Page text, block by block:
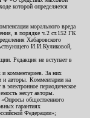
которой определяется
морального вреда
в порядке ч.2 ст.152 ГК
Хабаровского
И.И.Куликовой,
Редакция не вступает в
и комментариев. За них
и авторы. Комментарии на
электронное периодическое
несут авторы.
«Опросы общественного
гарантиях
Федерации»;